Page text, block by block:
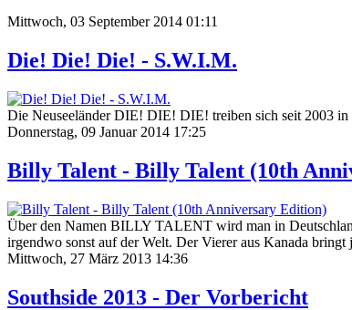
Mittwoch, 03 September 2014 01:11
Die! Die! Die! - S.W.I.M.
Die Neuseeländer DIE! DIE! DIE! treiben sich seit 2003 in
Donnerstag, 09 Januar 2014 17:25
Billy Talent - Billy Talent (10th
Über den Namen BILLY TALENT wird man in
irgendwo sonst auf der Welt. Der Vierer aus Kanada bringt
Mittwoch, 27 März 2013 14:36
Southside 2013 - Der Vorbericht